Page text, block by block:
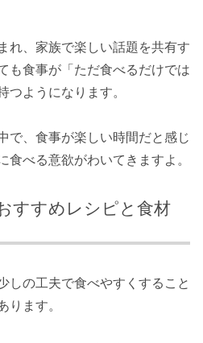
れ、家族で楽しい話題を共有す
も食事が「ただ食べるだけでは
つようになります。
で、食事が楽しい時間だと感じ
食べる意欲がわいてきますよ。
すすめレシピと食材
しの工夫で食べやすくすること
ります。